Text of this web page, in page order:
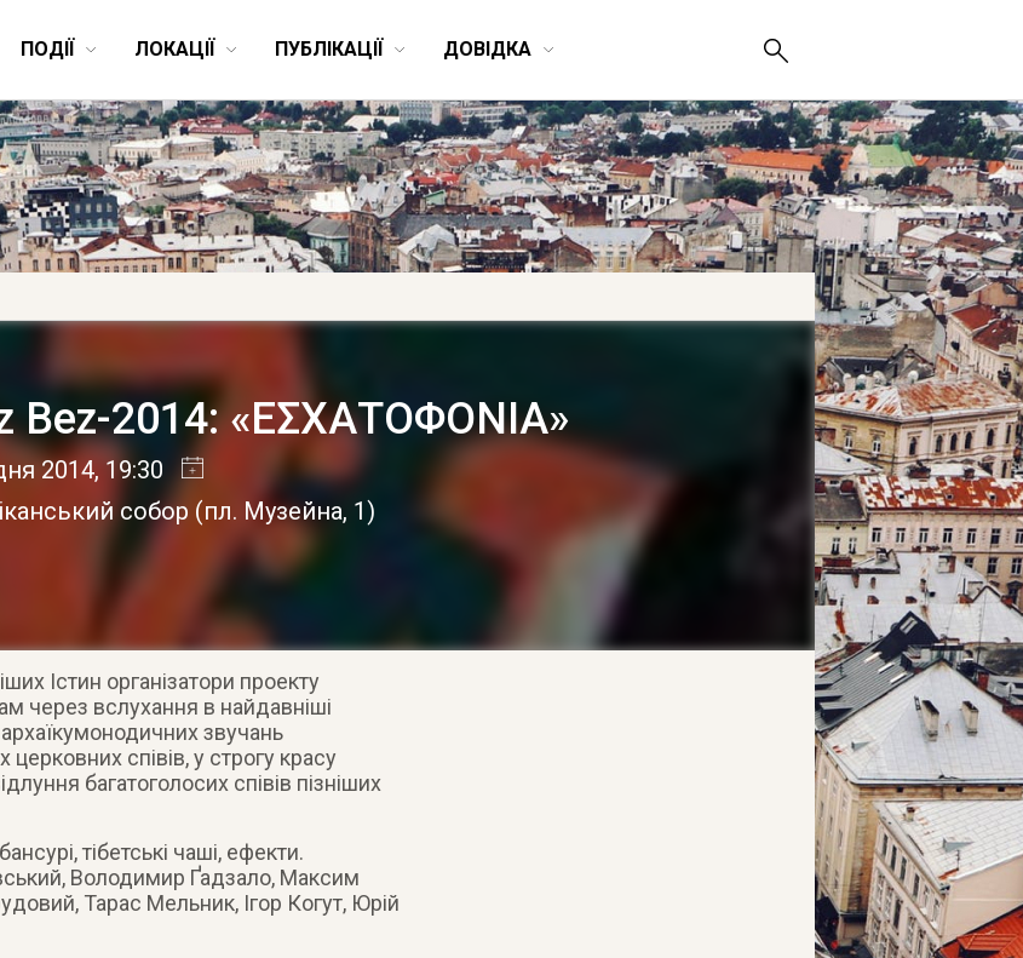
ПОДІЇ ЛОКАЦІЇ ПУБЛІКАЦІЇ ДОВІДКА
Bez-2014: «ΕΣΧΑΤΟΦΟΝIΑ»
2014, 19:30
собор (пл. Музейна, 1)
Істин організатори проекту
через вслухання в найдавніші
звучань
церковних співів, у строгу красу
багатоголосих співів пізніших
тібетські чаші, ефекти.
Володимир Ґадзало, Максим
Тарас Мельник, Ігор Когут, Юрій